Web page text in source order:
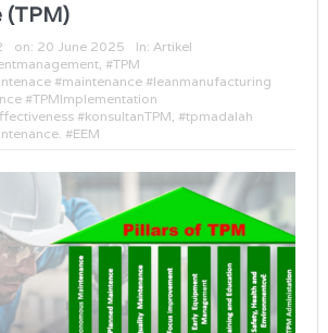
(TPM)
on: 20 June 2025 In: Artikel
, #TPM
#maintenance #leanmanufacturing
#TPMImplementation
#konsultanTPM #tpmadalah
#EEM